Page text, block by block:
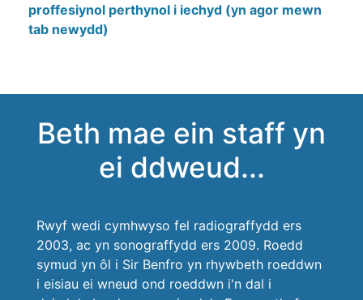
proffesiynol perthynol i iechyd (yn agor mewn
tab newydd)
Beth mae ein staff yn
ei ddweud...
Rwyf wedi cymhwyso fel radiograffydd ers
2003, ac yn sonograffydd ers 2009. Roedd
symud yn ôl i Sir Benfro yn rhywbeth roeddwn
i eisiau ei wneud ond roeddwn i'n dal i